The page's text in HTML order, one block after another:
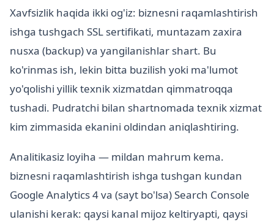
Xavfsizlik haqida ikki og'iz: biznesni raqamlashtirish
ishga tushgach SSL sertifikati, muntazam zaxira
nusxa (backup) va yangilanishlar shart. Bu
ko'rinmas ish, lekin bitta buzilish yoki ma'lumot
yo'qolishi yillik texnik xizmatdan qimmatroqqa
tushadi. Pudratchi bilan shartnomada texnik xizmat
kim zimmasida ekanini oldindan aniqlashtiring.
Analitikasiz loyiha — mildan mahrum kema.
biznesni raqamlashtirish ishga tushgan kundan
Google Analytics 4 va (sayt bo'lsa) Search Console
ulanishi kerak: qaysi kanal mijoz keltiryapti, qaysi